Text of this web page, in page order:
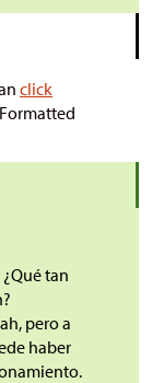
click
tan
pero a
haber